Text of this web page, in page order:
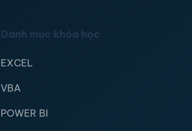
Danh mục khóa học
EXCEL
VBA
POWER BI